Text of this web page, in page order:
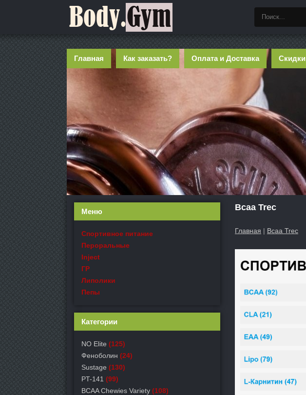
Главная Как заказать? Оплата и Доставка Скидки
Bcaa Trec
Главная | Bcaa Trec
Меню
Спортивное питание
Пероральные
Inject
ГР
Липолики
Пепы
Категории
NO Elite (125)
Феноболин (24)
Sustage (130)
PT-141 (99)
BCAA Chewies Variety (108)